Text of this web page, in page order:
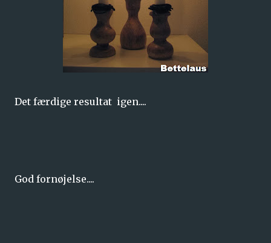
Det færdige resultat igen....
God fornøjelse....